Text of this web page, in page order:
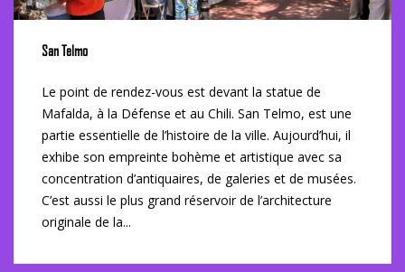
San Telmo
Le point de rendez-vous est devant la statue de
Mafalda, à la Défense et au Chili. San Telmo, est une
partie essentielle de l’histoire de la ville. Aujourd’hui, il
exhibe son empreinte bohème et artistique avec sa
concentration d’antiquaires, de galeries et de musées.
C’est aussi le plus grand réservoir de l’architecture
originale de la...